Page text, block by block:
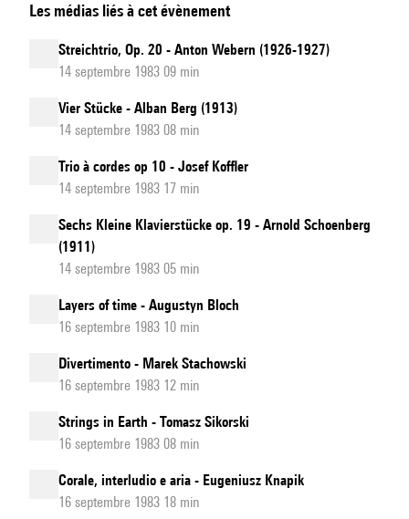
Les médias liés à cet évènement
Streichtrio, Op. 20 - Anton Webern (1926-1927)
14 septembre 1983 09 min
Vier Stücke - Alban Berg (1913)
14 septembre 1983 08 min
Trio à cordes op 10 - Josef Koffler
14 septembre 1983 17 min
Sechs Kleine Klavierstücke op. 19 - Arnold Schoenberg
(1911)
14 septembre 1983 05 min
Layers of time - Augustyn Bloch
16 septembre 1983 10 min
Divertimento - Marek Stachowski
16 septembre 1983 12 min
Strings in Earth - Tomasz Sikorski
16 septembre 1983 08 min
Corale, interludio e aria - Eugeniusz Knapik
16 septembre 1983 18 min